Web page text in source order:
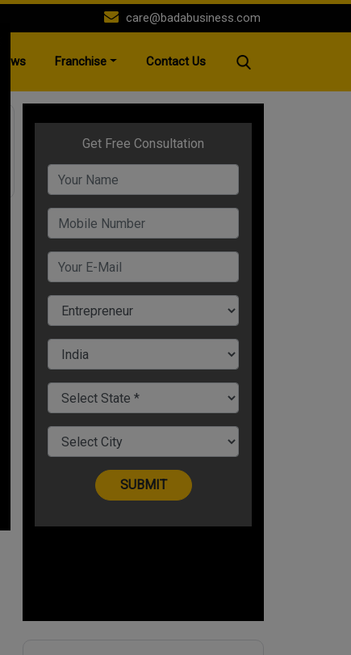
care@badabusiness.com
News Franchise Contact Us